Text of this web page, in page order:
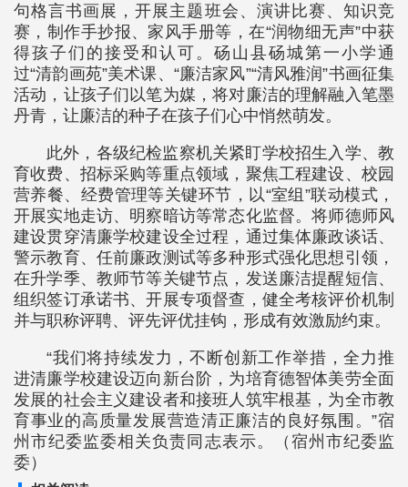
句格言书画展，开展主题班会、演讲比赛、知识竞
赛，制作手抄报、家风手册等，在“润物细无声”中获
得孩子们的接受和认可。砀山县砀城第一小学通
过“清韵画苑”美术课、“廉洁家风”“清风雅润”书画征集
活动，让孩子们以笔为媒，将对廉洁的理解融入笔墨
丹青，让廉洁的种子在孩子们心中悄然萌发。
此外，各级纪检监察机关紧盯学校招生入学、教
育收费、招标采购等重点领域，聚焦工程建设、校园
营养餐、经费管理等关键环节，以“室组”联动模式，
开展实地走访、明察暗访等常态化监督。将师德师风
建设贯穿清廉学校建设全过程，通过集体廉政谈话、
警示教育、任前廉政测试等多种形式强化思想引领，
在升学季、教师节等关键节点，发送廉洁提醒短信、
组织签订承诺书、开展专项督查，健全考核评价机制
并与职称评聘、评先评优挂钩，形成有效激励约束。
“我们将持续发力，不断创新工作举措，全力推
进清廉学校建设迈向新台阶，为培育德智体美劳全面
发展的社会主义建设者和接班人筑牢根基，为全市教
育事业的高质量发展营造清正廉洁的良好氛围。”宿
州市纪委监委相关负责同志表示。（宿州市纪委监
委）